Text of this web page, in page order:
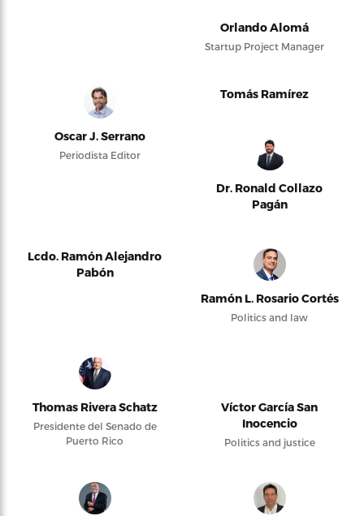
Orlando Alomá
Startup Project Manager
Oscar J. Serrano
Periodista Editor
Tomás Ramírez
Dr. Ronald Collazo
Pagán
Lcdo. Ramón Alejandro
Pabón
Ramón L. Rosario Cortés
Politics and law
Thomas Rivera Schatz
Presidente del Senado de
Puerto Rico
Víctor García San
Inocencio
Politics and justice